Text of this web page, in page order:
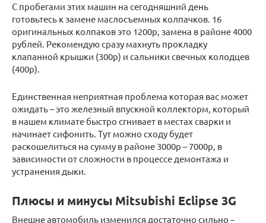
С пробегами этих машин на сегодняшний день
готовьтесь к замене маслосъемных колпачков. 16
оригинальных колпаков это 1200р, замена в районе 4000
рублей. Рекомендую сразу махнуть прокладку
клапанной крышки (300р) и сальники свечных колодцев
(400р).
Единственная неприятная проблема которая вас может
ожидать – это железный впускной коллекторм, который
в нашем климате быстро сгнивает в местах сварки и
начинает сифонить. Тут можно сходу будет
раскошелиться на сумму в районе 3000р – 7000р, в
зависимости от сложности в процессе демонтажа и
устранения дыки.
Плюсы и минусы Mitsubishi Eclipse 3G
Внешне автомобиль изменился достаточно сильно –